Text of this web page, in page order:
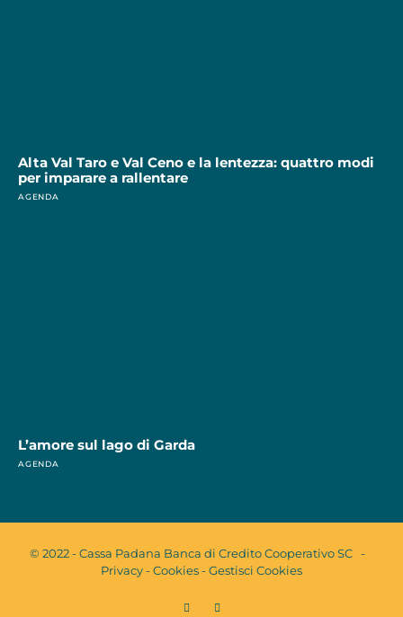
Alta Val Taro e Val Ceno e la lentezza: quattro modi
per imparare a rallentare
AGENDA
L’amore sul lago di Garda
AGENDA
© 2022 - Cassa Padana Banca di Credito Cooperativo SC -
Privacy-Cookies-Gestisci Cookies